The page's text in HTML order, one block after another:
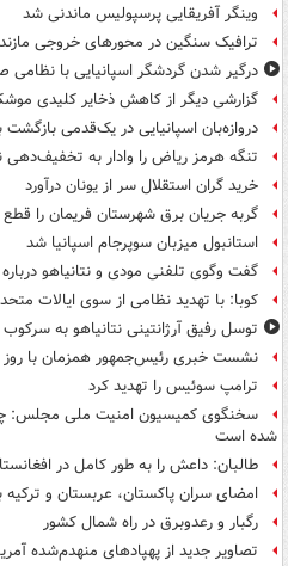
وینگر آفریقایی پرسپولیس ماندنی شد
ترافیک سنگین در محورهای خروجی
درگیر شدن گردشگر اسپانیایی با
گزارشی دیگر از کاهش ذخایر کلیدی
دروازه‌بان اسپانیایی در یک‌قدمی بازگشت
تنگه هرمز ریاض را وادار به تخفیف‌دهی
خرید گران استقلال سر از یونان درآورد
گربه جریان برق شهرستان فریمان را قطع
استانبول میزبان سوپرجام اسپانیا شد
گفت وگوی تلفنی مودی و نتانیاهو
کوبا: با تهدید نظامی از سوی ایالات
توسل رفیق آرژانتینی نتانیاهو به سرکوب
نشست خبری رئیس‌جمهور همزمان با روز
ترامپ سوئیس را تهدید کرد
سخنگوی کمیسیون امنیت ملی مجلس:
شده است
طالبان: داعش را به طور کامل در
امضای سران پاکستان، عربستان و
رگبار و رعدوبرق در راه شمال کشور
تصاویر جدید از پهپادهای منهدم‌شده